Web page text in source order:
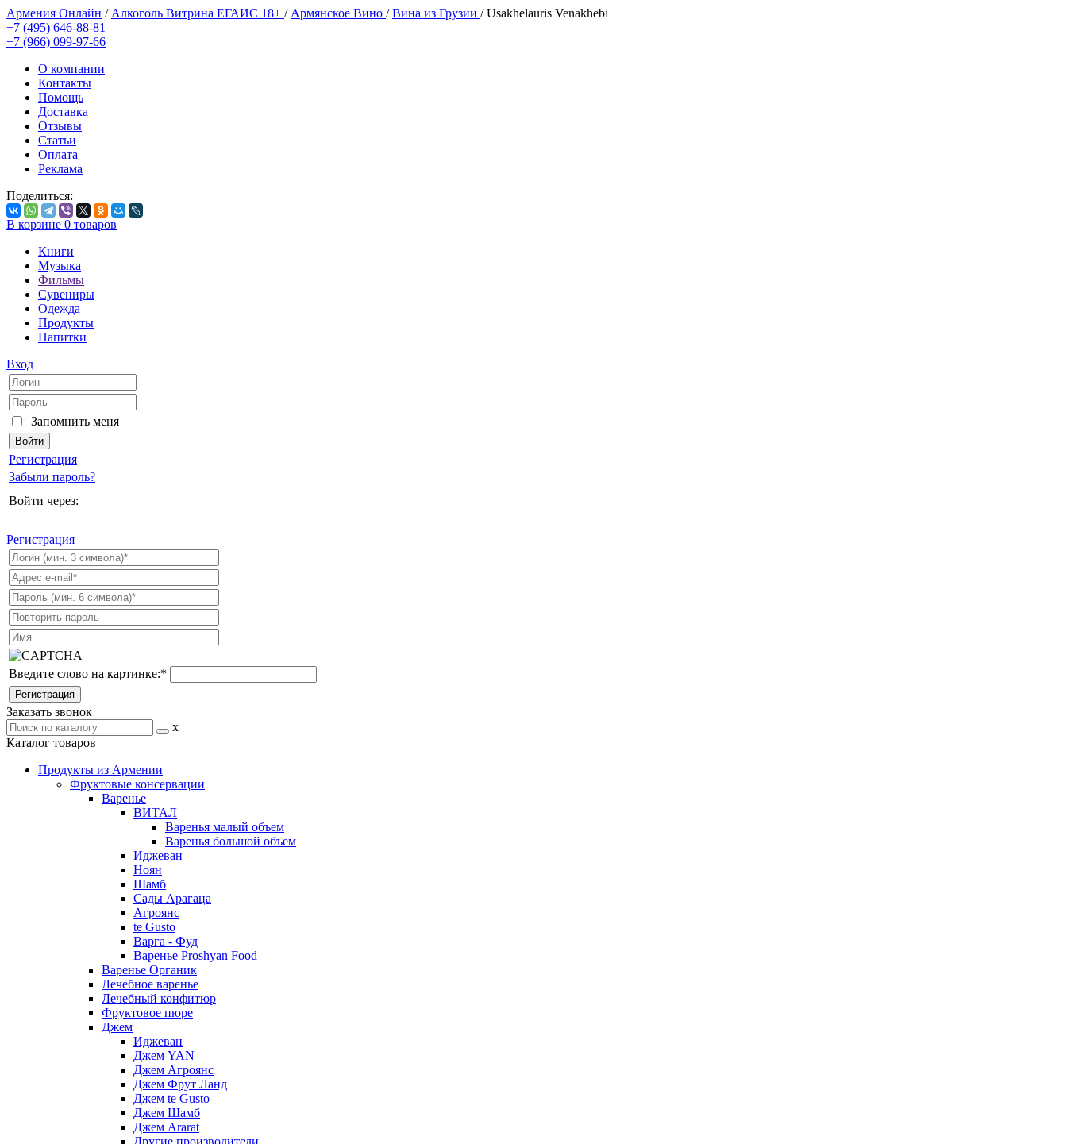
Армения Онлайн / Алкоголь Витрина ЕГАИС 18+ / Армянское Вино /Вина из Грузии /Usakhelauris Venakhebi
+7 (495) 646-88-81
+7 (966) 099-97-66
О компании
Контакты
Помощь
Доставка
Отзывы
Статьи
Оплата
Реклама
Поделиться:
В корзине 0 товаров
Книги
Музыка
Фильмы
Сувениры
Одежда
Продукты
Напитки
Вход
Запомнить меня
Регистрация
Забыли пароль?
Войти через:
Регистрация
Введите слово на картинке:*
Заказать звонок
x
Каталог товаров
Продукты из Армении
Фруктовые консервации
Варенье
ВИТАЛ
Варенья малый объем
Варенья большой объем
Иджеван
Ноян
Шамб
Сады Арагаца
Агроянс
te Gusto
Варга - Фуд
Варенье Proshyan Food
Варенье Органик
Лечебное варенье
Лечебный конфитюр
Фруктовое пюре
Джем
Иджеван
Джем YAN
Джем Агроянс
Джем Фрут Ланд
Джем te Gusto
Джем Шамб
Джем Ararat
Другие производители